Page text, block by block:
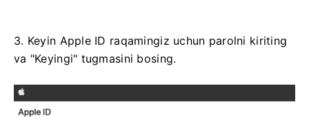
3. Keyin Apple ID raqamingiz uchun parolni kiriting
va "Keyingi" tugmasini bosing.